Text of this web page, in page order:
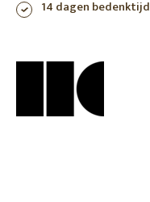
14 dagen bedenktijd